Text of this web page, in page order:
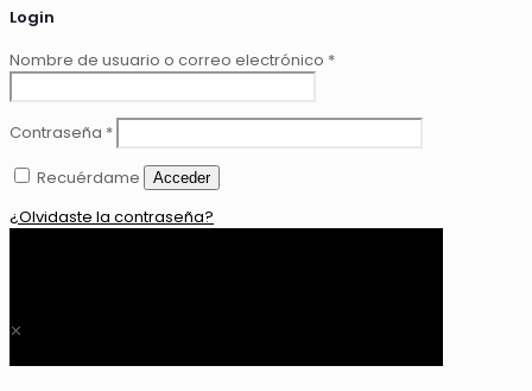
Login
Nombre de usuario o correo electrónico *
Contraseña *
Recuérdame
Acceder
¿Olvidaste la contraseña?
✕